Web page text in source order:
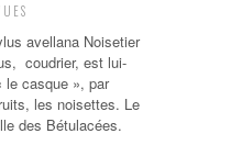
avellana Noisetier
coudrier, est lui-
le casque », par
les noisettes. Le
des Bétulacées.